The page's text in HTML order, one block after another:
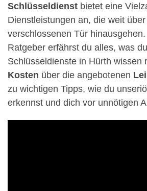
Schlüsseldienst bietet eine
Dienstleistungen an, die weit
verschlossenen Tür
Ratgeber erfährst du alles, was
Schlüsseldienste in Hürth wissen
Kosten über die angebotenen
zu wichtigen Tipps, wie du
erkennst und dich vor unnötigen